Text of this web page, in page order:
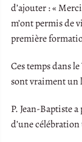
d’ajouter : «
m’ont permis de
première
Ces temps dans
sont vraiment un
P. Jean-Baptiste
d’une